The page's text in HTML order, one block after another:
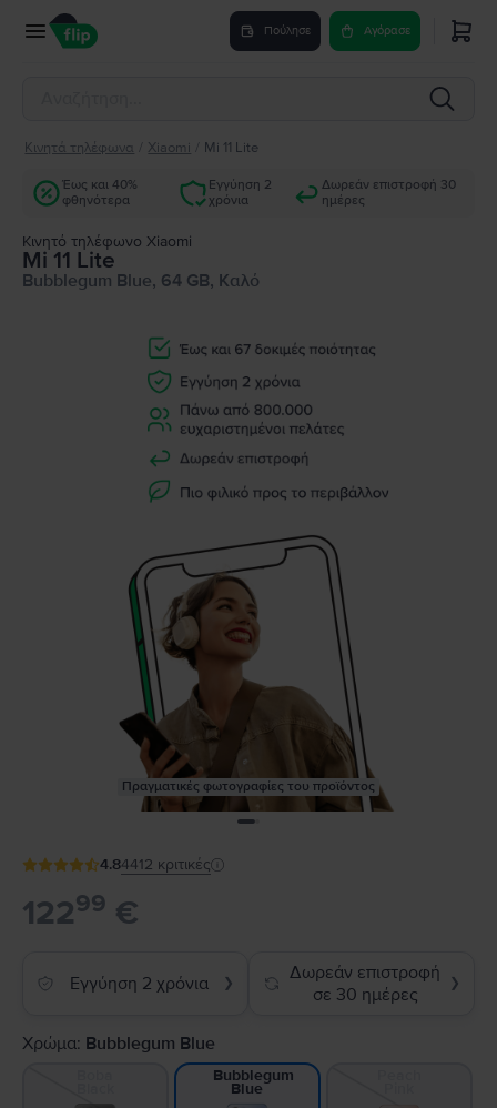
Πούλησε Αγόρασε
Κινητά τηλέφωνα Xiaomi Mi 11 Lite
Έως και 40%
φθηνότερα
Εγγύηση 2
χρόνια
Δωρεάν επιστροφή 30
ημέρες
Κινητό τηλέφωνο Xiaomi
Mi 11 Lite
Bubblegum Blue, 64 GB, Καλό
Πραγματικές φωτογραφίες του προϊόντος
4.84412 κριτικές
12299 €
Εγγύηση 2 χρόνια ❯
Δωρεάν επιστροφή
σε 30 ημέρες
❯
Χρώμα: Bubblegum Blue
Bubblegum
Blue